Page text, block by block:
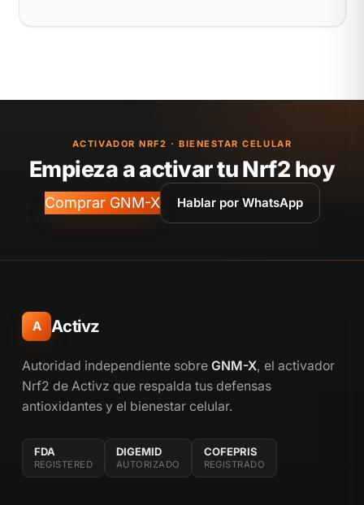
ACTIVADOR NRF2 · BIENESTAR CELULAR
Empieza a activar tu Nrf2 hoy
Comprar GNM-X Hablar por WhatsApp
A Activz
Autoridad independiente sobre GNM-X, el activador
Nrf2 de Activz que respalda tus defensas
antioxidantes y el bienestar celular.
FDA
REGISTERED
DIGEMID
AUTORIZADO
COFEPRIS
REGISTRADO